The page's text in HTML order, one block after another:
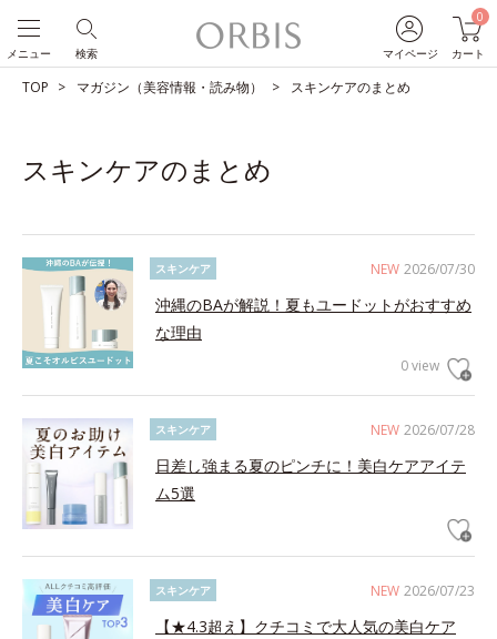
マイページ
0
カート
検索
メニュー
TOP マガジン（美容情報・読み物） スキンケアのまとめ
スキンケアのまとめ
NEW 2026/07/30
スキンケア
沖縄のBAが解説！夏もユードットがおすすめ
な理由
0 view
NEW 2026/07/28
スキンケア
日差し強まる夏のピンチに！美白ケアアイテ
ム5選
NEW 2026/07/23
スキンケア
【★4.3超え】クチコミで大人気の美白ケア